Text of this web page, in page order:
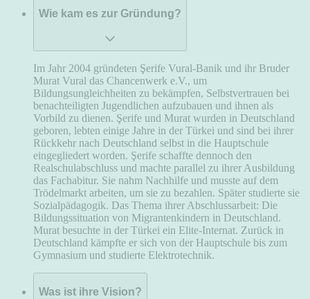
Wie kam es zur Gründung?
Im Jahr 2004 gründeten Şerife Vural-Banik und ihr Bruder
Murat Vural das Chancenwerk e.V., um
Bildungsungleichheiten zu bekämpfen, Selbstvertrauen bei
benachteiligten Jugendlichen aufzubauen und ihnen als
Vorbild zu dienen. Şerife und Murat wurden in Deutschland
geboren, lebten einige Jahre in der Türkei und sind bei ihrer
Rückkehr nach Deutschland selbst in die Hauptschule
eingegliedert worden. Şerife schaffte dennoch den
Realschulabschluss und machte parallel zu ihrer Ausbildung
das Fachabitur. Sie nahm Nachhilfe und musste auf dem
Trödelmarkt arbeiten, um sie zu bezahlen. Später studierte sie
Sozialpädagogik. Das Thema ihrer Abschlussarbeit: Die
Bildungssituation von Migrantenkindern in Deutschland.
Murat besuchte in der Türkei ein Elite-Internat. Zurück in
Deutschland kämpfte er sich von der Hauptschule bis zum
Gymnasium und studierte Elektrotechnik.
Was ist ihre Vision?